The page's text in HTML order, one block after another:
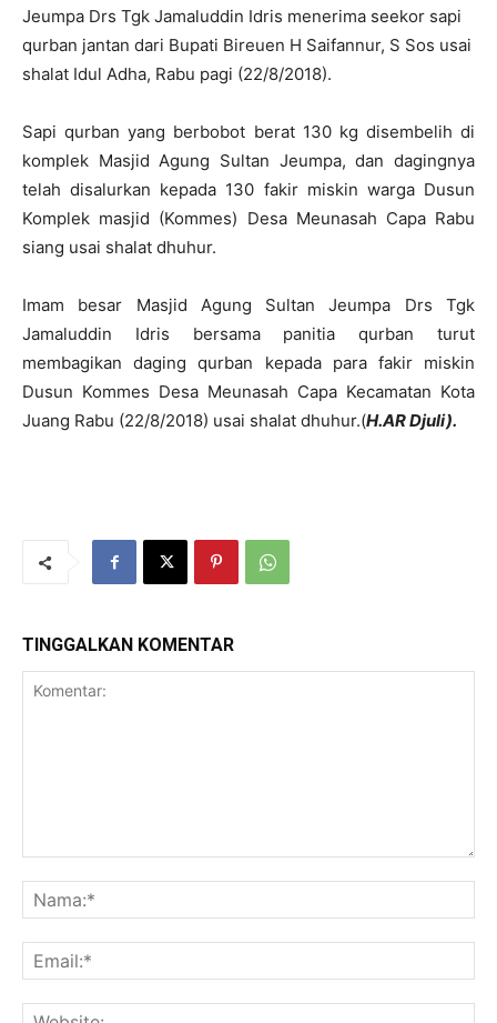
Jeumpa Drs Tgk Jamaluddin Idris menerima seekor sapi
qurban jantan dari Bupati Bireuen H Saifannur, S Sos usai
shalat Idul Adha, Rabu pagi (22/8/2018).
Sapi qurban yang berbobot berat 130 kg disembelih di
komplek Masjid Agung Sultan Jeumpa, dan dagingnya
telah disalurkan kepada 130 fakir miskin warga Dusun
Komplek masjid (Kommes) Desa Meunasah Capa Rabu
siang usai shalat dhuhur.
Imam besar Masjid Agung Sultan Jeumpa Drs Tgk
Jamaluddin Idris bersama panitia qurban turut
membagikan daging qurban kepada para fakir miskin
Dusun Kommes Desa Meunasah Capa Kecamatan Kota
Juang Rabu (22/8/2018) usai shalat dhuhur.(H.AR Djuli).
TINGGALKAN KOMENTAR